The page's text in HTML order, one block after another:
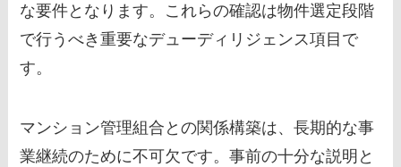
な要件となります。これらの確認は物件選定段階
で行うべき重要なデューディリジェンス項目で
す。
マンション管理組合との関係構築は、長期的な事
業継続のために不可欠です。事前の十分な説明と